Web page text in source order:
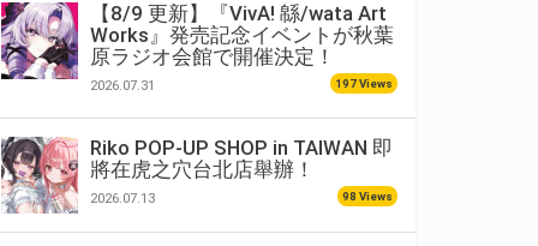
【8/9 更新】『VivA! 緜/wata Art
Works』発売記念イベントが秋葉
原ラジオ会館で開催決定！
2026.07.31 197 Views
Riko POP-UP SHOP in TAIWAN 即
將在虎之穴台北店舉辦！
2026.07.13 98 Views